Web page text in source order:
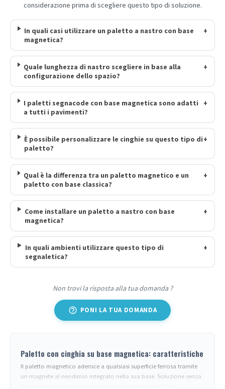
considerazione prima di scegliere questo tipo di soluzione.
In quali casi utilizzare un paletto a nastro con base
magnetica?
+
Quale lunghezza di nastro scegliere in base alla
configurazione dello spazio?
+
I paletti segnacode con base magnetica sono adatti
a tutti i pavimenti?
+
È possibile personalizzare le cinghie su questo tipo di
paletto?
+
Qual è la differenza tra un paletto magnetico e un
paletto con base classica?
+
Come installare un paletto a nastro con base
magnetica?
+
In quali ambienti utilizzare questo tipo di
segnaletica?
+
Non trovi la risposta alla tua domanda ?
help_outline PONI LA TUA DOMANDA
Paletto con cinghia su base magnetica: caratteristiche
Il paletto magnetico aderisce a qualsiasi superficie ferrosa tramite
un magnete al neodimio integrato nella sua base. Soluzione senza